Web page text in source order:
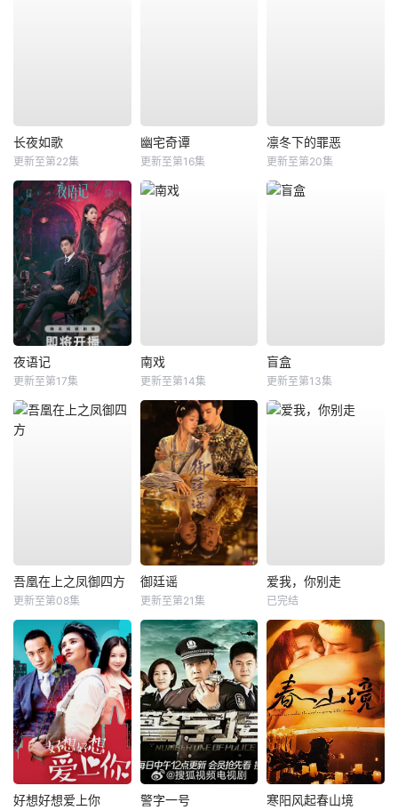
长夜如歌
更新至第22集
幽宅奇谭
更新至第16集
凛冬下的罪恶
更新至第20集
夜语记
更新至第17集
南戏
更新至第14集
盲盒
更新至第13集
吾凰在上之凤御四方
更新至第08集
御廷谣
更新至第21集
爱我，你别走
已完结
好想好想爱上你 警字一号 寒阳风起春山境